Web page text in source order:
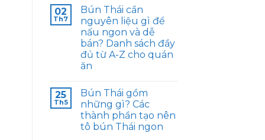
02
Th7
Bún Thái cần
nguyên liệu gì để
nấu ngon và dễ
bán? Danh sách đầy
đủ từ A-Z cho quán
ăn
25
Th5
Bún Thái gồm
những gì? Các
thành phần tạo nên
tô bún Thái ngon